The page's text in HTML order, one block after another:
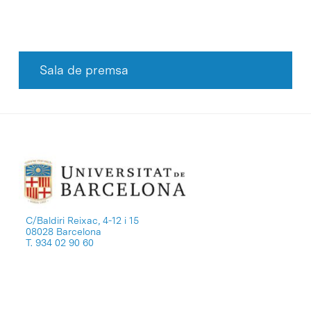
Sala de premsa
C/Baldiri Reixac, 4-12 i 15
08028 Barcelona
T. 934 02 90 60